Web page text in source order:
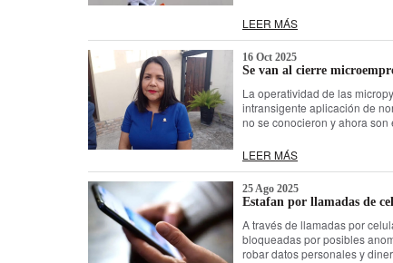
LEER MÁS
16 Oct 2025
Se van al cierre
La operatividad de las
intransigente aplicación de
no se conocieron y ahora son
LEER MÁS
25 Ago 2025
Estafan por llamadas de
A través de llamadas por
bloqueadas por posibles
robar datos personales y